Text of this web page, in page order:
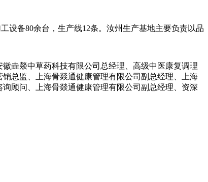
备80余台，生产线12条。汝州生产基地主要负责以品
垚燚中草药科技有限公司总经理、高级中医康复调理
总监、上海骨燚通健康管理有限公司副总经理、上海
顾问、上海骨燚通健康管理有限公司副总经理、资深